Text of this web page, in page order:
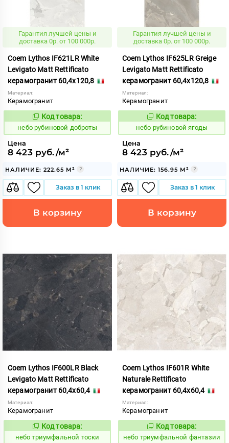
Гарантия лучшей цены и
доставка 0р. от 100 000р.
Coem Lythos IF621LR White
Levigato Matt Rettificato
керамогранит 60,4x120,8
Материал:
Керамогранит
1119372
Код товара:
небо рубиновой доброты
Цена
8 423 руб./м²
НАЛИЧИЕ: 222.65 М²
Заказ в 1 клик
В корзину
Гарантия лучшей цены и
доставка 0р. от 100 000р.
Coem Lythos IF625LR Greige
Levigato Matt Rettificato
керамогранит 60,4x120,8
Материал:
Керамогранит
1119374
Код товара:
небо рубиновой ягоды
Цена
8 423 руб./м²
НАЛИЧИЕ: 156.95 М²
Заказ в 1 клик
В корзину
Coem Lythos IF600LR Black
Levigato Matt Rettificato
керамогранит 60,4x60,4
Материал:
Керамогранит
1122481
Код товара:
небо триумфальной тоски
Coem Lythos IF601R White
Naturale Rettificato
керамогранит 60,4x60,4
Материал:
Керамогранит
1122487
Код товара:
небо триумфальной фантазии